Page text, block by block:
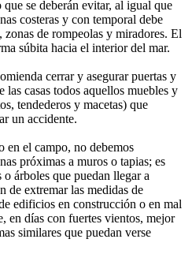
se deberán evitar, al igual que
costeras y con temporal debe
zonas de rompeolas y miradores. El
súbita hacia el interior del mar.
cerrar y asegurar puertas y
casas todos aquellos muebles y
tendederos y macetas) que
un accidente.
en el campo, no debemos
próximas a muros o tapias; es
o árboles que puedan llegar a
de extremar las medidas de
edificios en construcción o en mal
en días con fuertes vientos, mejor
similares que puedan verse